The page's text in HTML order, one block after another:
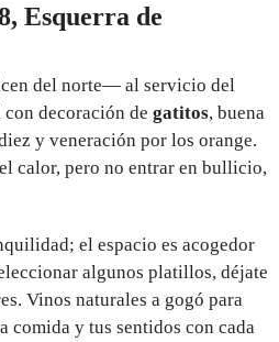
Esquerra de
del norte— al servicio del
decoración de gatitos, buena
y veneración por los orange.
calor, pero no entrar en bullicio,
el espacio es acogedor
algunos platillos, déjate
Vinos naturales a gogó para
comida y tus sentidos con cada